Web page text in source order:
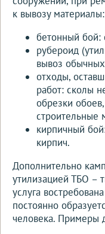
к вывозу материалы:
бетонный бой:
рубероид
вывоз
отходы,
работ: сколы
обрезки
строительные
кирпичный
кирпич.
Дополнительно
утилизацией ТБО –
услуга
постоянно
человека. Примеры